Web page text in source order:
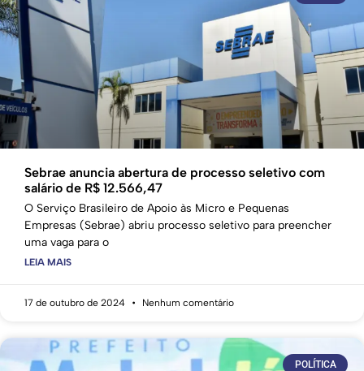
Sebrae anuncia abertura de processo seletivo com
salário de R$ 12.566,47
O Serviço Brasileiro de Apoio às Micro e Pequenas
Empresas (Sebrae) abriu processo seletivo para preencher
uma vaga para o
LEIA MAIS
17 de outubro de 2024 Nenhum comentário
POLÍTICA